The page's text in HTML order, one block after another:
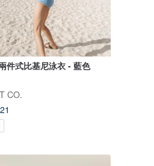
件式比基尼泳衣 - 藍色
CO.